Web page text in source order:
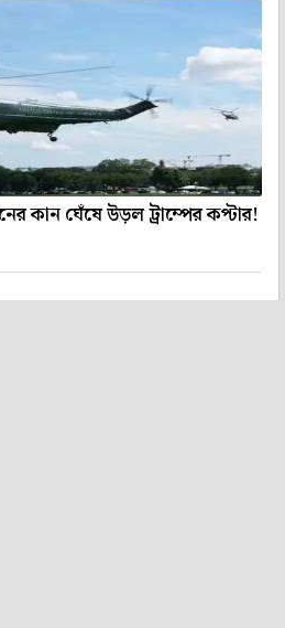
কান ঘেঁষে উড়ল ট্রাম্পের কপ্টার!